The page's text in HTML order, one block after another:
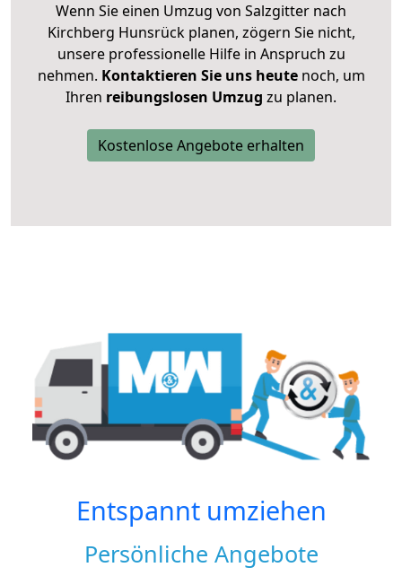
Wenn Sie einen Umzug von Salzgitter nach
Kirchberg Hunsrück planen, zögern Sie nicht,
unsere professionelle Hilfe in Anspruch zu
nehmen. Kontaktieren Sie uns heutenoch, um
Ihren reibungslosen Umzug zu planen.
Kostenlose Angebote erhalten
Entspannt umziehen
Persönliche Angebote